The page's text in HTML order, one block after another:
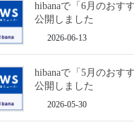
hibanaで「6月のおす
公開しました
2026-06-13
hibanaで「5月のおす
公開しました
2026-05-30